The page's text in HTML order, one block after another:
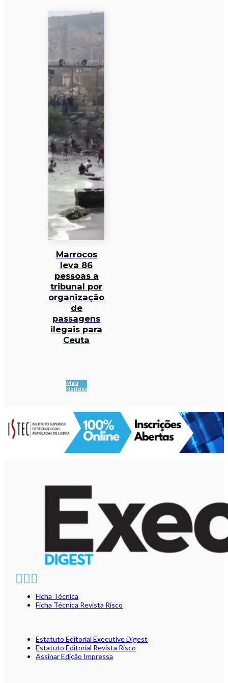
Marrocos
leva 86
pessoas a
tribunal por
organização
de
passagens
ilegais para
Ceuta
Mais
Notícias
Ficha Técnica
Ficha Técnica Revista Risco
Estatuto Editorial Executive Digest
Estatuto Editorial Revista Risco
Assinar Edição Impressa